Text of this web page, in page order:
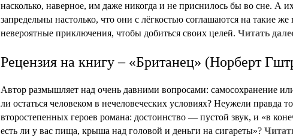
насколько, наверное, им даже никогда и не приснилось бы во сне. А
запредельны настолько, что они с лёгкостью соглашаются на такие
невероятные приключения, чтобы добиться своих целей. Читать
Рецензия на книгу – «Британец» (Норберт
Автор размышляет над очень давними вопросами: самосохранение
ли остаться человеком в нечеловеческих условиях? Неужели правда
второстепенных героев романа: достоинство — пустой звук, и «в
есть ли у вас пища, крыша над головой и деньги на сигареты»?